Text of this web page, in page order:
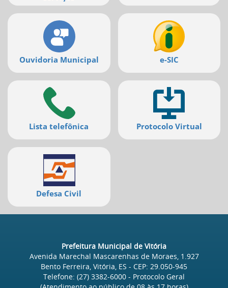
busca
início
menu
Ouvidoria Municipal e-SIC
Lista telefônica Protocolo Virtual
Defesa Civil
Prefeitura Municipal de Vitória
Avenida Marechal Mascarenhas de Moraes, 1.927
Bento Ferreira, Vitória, ES - CEP: 29.050-945
Telefone: (27) 3382-6000 - Protocolo Geral